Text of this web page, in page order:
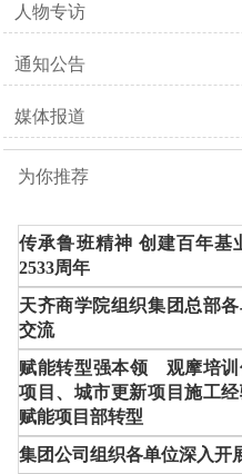
人物专访
通知公告
媒体报道
为你推荐
传承鲁班精神 创建百年
2533周年
天齐商学院组织集团总部
交流
赋能转型强本领 观摩培
项目、城市更新项目施工
赋能项目部转型
集团公司组织各单位深入开